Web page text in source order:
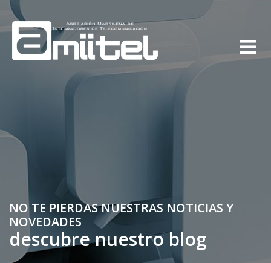
NO TE PIERDAS NUESTRAS NOTICIAS Y
NOVEDADES
descubre nuestro blog